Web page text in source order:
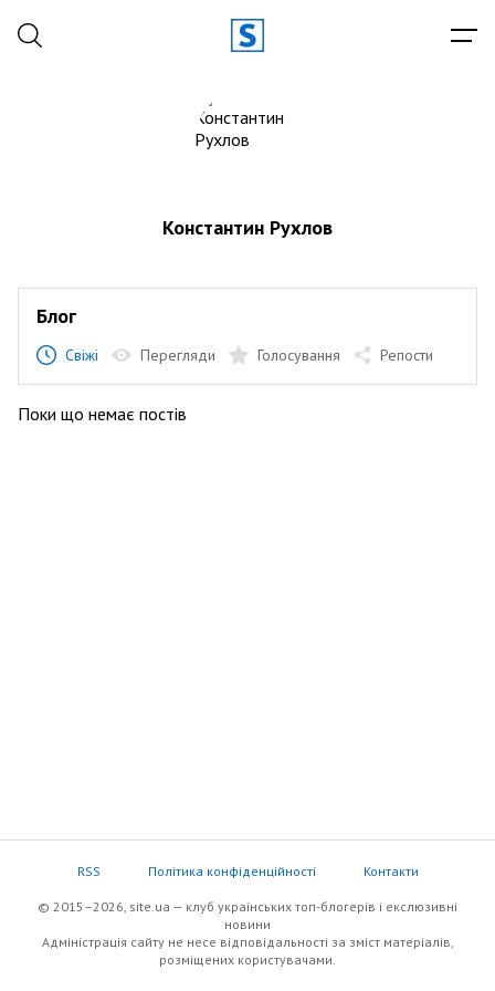
Константин Рухлов
Блог
Свіжі Перегляди Голосування Репости
Поки що немає постів
RSS Політика конфіденційності Контакти
© 2015–2026, site.ua — клуб українських топ-блогерів i екслюзивнi
новини
Адміністрація сайту не несе відповідальності за зміст матеріалів,
розміщених користувачами.